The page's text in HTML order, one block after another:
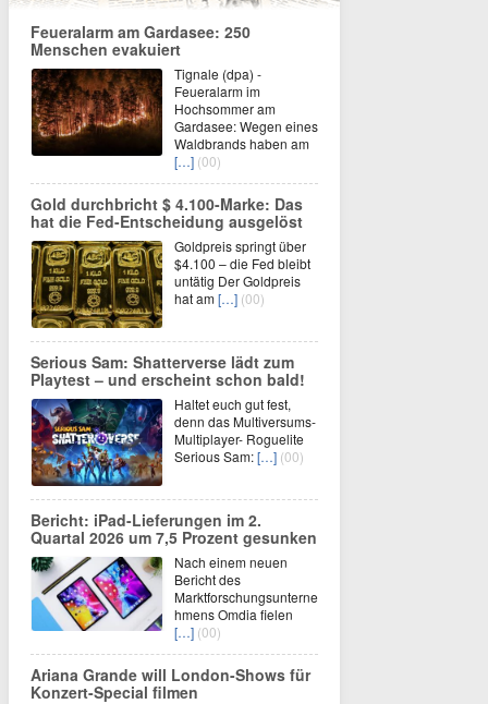
Feueralarm am Gardasee: 250
Menschen evakuiert
Tignale (dpa) -
Feueralarm im
Hochsommer am
Gardasee: Wegen eines
Waldbrands haben am
[…] (00)
Gold durchbricht $ 4.100-Marke: Das
hat die Fed-Entscheidung ausgelöst
Goldpreis springt über
$4.100 – die Fed bleibt
untätig Der Goldpreis
hat am[…] (00)
Serious Sam: Shatterverse lädt zum
Playtest – und erscheint schon bald!
Haltet euch gut fest,
denn das Multiversums-
Multiplayer- Roguelite
Serious Sam:[…] (00)
Bericht: iPad-Lieferungen im 2.
Quartal 2026 um 7,5 Prozent gesunken
Nach einem neuen
Bericht des
Marktforschungsunterne
hmens Omdia fielen
[…] (00)
Ariana Grande will London-Shows für
Konzert-Special filmen